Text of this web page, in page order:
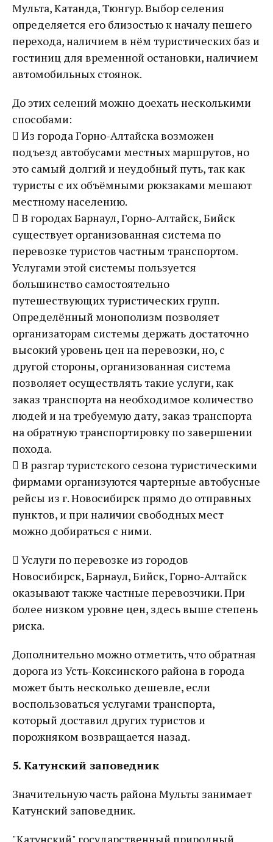
Мульта, Катанда, Тюнгур. Выбор селения
определяется его близостью к началу пешего
перехода, наличием в нём туристических баз и
гостиниц для временной остановки, наличием
автомобильных стоянок.
До этих селений можно доехать несколькими
способами:
 Из города Горно-Алтайска возможен
подъезд автобусами местных маршрутов, но
это самый долгий и неудобный путь, так как
туристы с их объёмными рюкзаками мешают
местному населению.
 В городах Барнаул, Горно-Алтайск, Бийск
существует организованная система по
перевозке туристов частным транспортом.
Услугами этой системы пользуется
большинство самостоятельно
путешествующих туристических групп.
Определённый монополизм позволяет
организаторам системы держать достаточно
высокий уровень цен на перевозки, но, с
другой стороны, организованная система
позволяет осуществлять такие услуги, как
заказ транспорта на необходимое количество
людей и на требуемую дату, заказ транспорта
на обратную транспортировку по завершении
похода.
 В разгар туристского сезона туристическими
фирмами организуются чартерные автобусные
рейсы из г. Новосибирск прямо до отправных
пунктов, и при наличии свободных мест
можно добираться с ними.
 Услуги по перевозке из городов
Новосибирск, Барнаул, Бийск, Горно-Алтайск
оказывают также частные перевозчики. При
более низком уровне цен, здесь выше степень
риска.
Дополнительно можно отметить, что обратная
дорога из Усть-Коксинского района в города
может быть несколько дешевле, если
воспользоваться услугами транспорта,
который доставил других туристов и
порожняком возвращается назад.
5. Катунский заповедник
Значительную часть района Мульты занимает
Катунский заповедник.
"Катунский" государственный природный